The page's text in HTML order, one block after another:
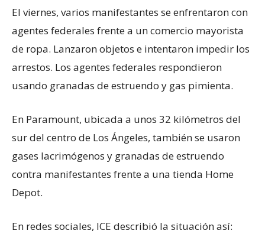
El viernes, varios manifestantes se enfrentaron con
agentes federales frente a un comercio mayorista
de ropa. Lanzaron objetos e intentaron impedir los
arrestos. Los agentes federales respondieron
usando granadas de estruendo y gas pimienta.
En Paramount, ubicada a unos 32 kilómetros del
sur del centro de Los Ángeles, también se usaron
gases lacrimógenos y granadas de estruendo
contra manifestantes frente a una tienda Home
Depot.
En redes sociales, ICE describió la situación así: